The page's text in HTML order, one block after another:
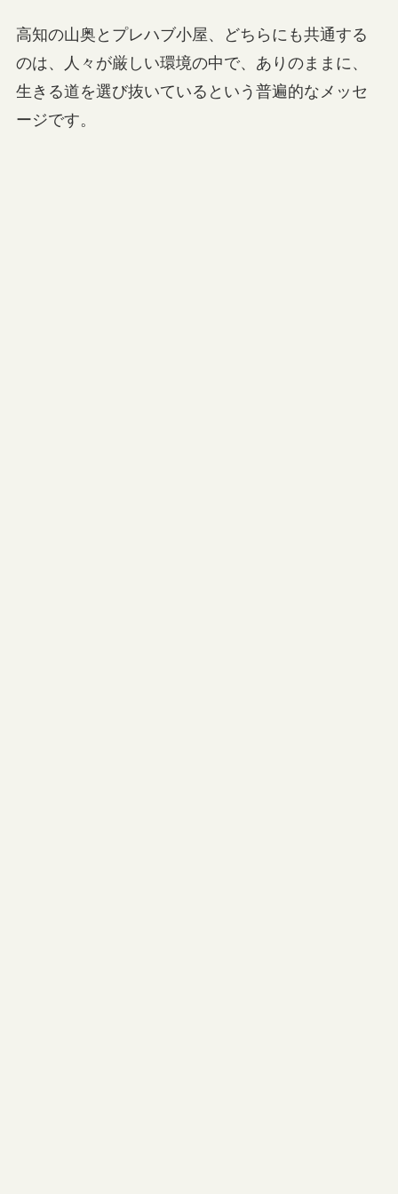
高知の山奥とプレハブ小屋、どちらにも共通する
のは、人々が厳しい環境の中で、ありのままに、
生きる道を選び抜いているという普遍的なメッセ
ージです。